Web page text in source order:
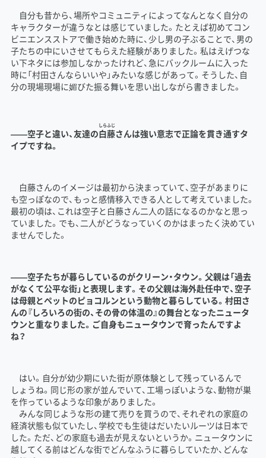
自分も昔から、場所やコミュニティによってなんとなく自分の
キャラクターが違うなとは感じていました。たとえば初めてコン
ビニエンスストアで働き始めた時に、少し男の子ぶることで、男の
子たちの中にいさせてもらえた経験がありました。私はえげつな
い下ネタには参加しなかったけれど、急にバックルームに入った
時に「村田さんならいいや」みたいな感じがあって。そうした、自
分の現場現場に媚びた振る舞いを思い出しながら書きました。
――空子と違い、友達の白
しら
藤
ふじ
さんは強い意志で正論を貫き通すタ
イプですね。
白藤さんのイメージは最初から決まっていて、空子があまりに
も空っぽなので、もっと感情移入できる人として考えていました。
最初の頃は、これは空子と白藤さん二人の話になるのかなと思っ
ていました。でも、二人がどうなっていくのかはまったく決めてい
ませんでした。
――空子たちが暮らしているのがクリーン・タウン。父親は「過去
がなくて公平な街」と表現します。その父親は海外赴任中で、空子
は母親とペットのピョコルンという動物と暮らしている。村田さ
んの『しろいろの街の、その骨の体温の』の舞台となったニュータ
ウンと重なりました。ご自身もニュータウンで育ったんですよ
ね？
はい。自分が幼少期にいた街が原体験として残っているんで
しょうね。同じ形の家が並んでいて、工場っぽいような、動物が巣
を作っているような印象がありました。
みんな同じような形の建て売りを買うので、それぞれの家庭の
経済状態も似ていたし、学校でも生徒はだいたいルーツは日本で
した。ただ、どの家庭も過去が見えないというか。ニュータウンに
越してくる前はどんな街でどんなふうに暮らしていたか、どんな